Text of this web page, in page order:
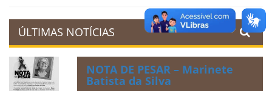
ÚLTIMAS NOTÍCIAS
NOTA DE PESAR – Marinete
Batista da Silva